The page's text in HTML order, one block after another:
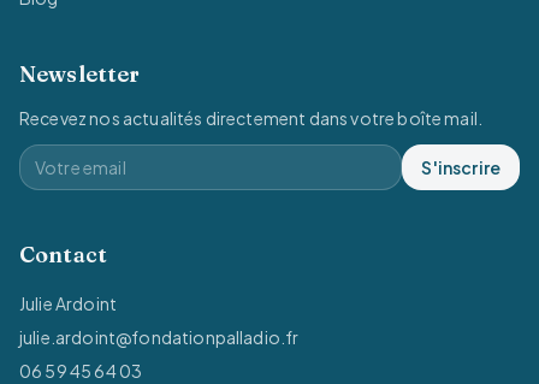
Newsletter
Recevez nos actualités directement dans votre boîte mail.
S'inscrire
Contact
Julie Ardoint
julie.ardoint@fondationpalladio.fr
06 59 45 64 03